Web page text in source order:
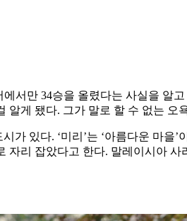
서만 34승을 올렸다는 사실을 알
게 됐다. 그가 말로 할 수 없는 오
가 있다. ‘미리’는 ‘아름다운 마
리 잡았다고 한다. 말레이시아